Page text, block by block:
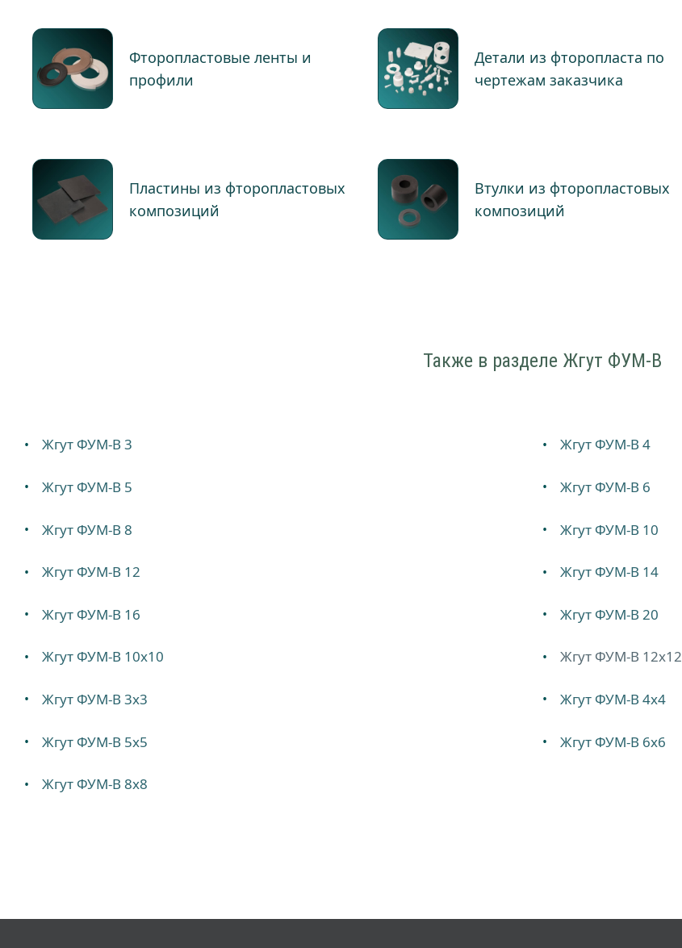
Фторопластовые ленты и
профили
Детали из фторопласта по
чертежам заказчика
Пластины из фторопластовых
композиций
Втулки из фторопластовых
композиций
Также в разделе Жгут ФУМ-В
Жгут ФУМ-В 3 Жгут ФУМ-В 4
Жгут ФУМ-В 5 Жгут ФУМ-В 6
Жгут ФУМ-В 8 Жгут ФУМ-В 10
Жгут ФУМ-В 12 Жгут ФУМ-В 14
Жгут ФУМ-В 16 Жгут ФУМ-В 20
Жгут ФУМ-В 10х10 Жгут ФУМ-В 12х12
Жгут ФУМ-В 3х3 Жгут ФУМ-В 4х4
Жгут ФУМ-В 5х5 Жгут ФУМ-В 6х6
Жгут ФУМ-В 8х8